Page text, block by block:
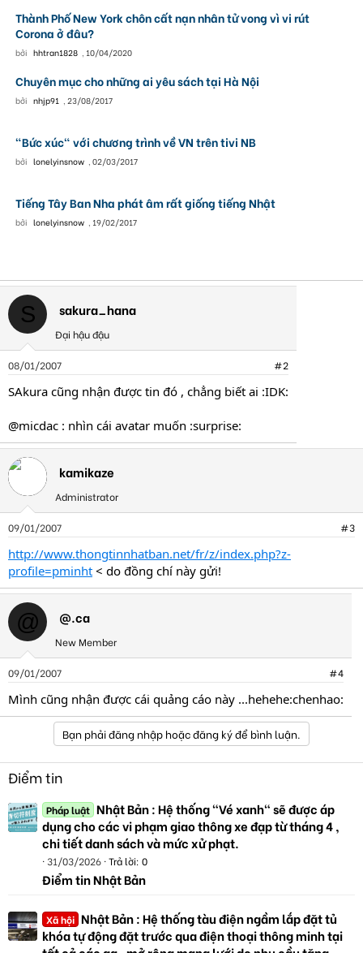
Thành Phố New York chôn cất nạn nhân tử vong vì vi rút
Corona ở đâu?
bởi hhtran1828 , 10/04/2020
Chuyên mục cho những ai yêu sách tại Hà Nội
bởi nhjp91 , 23/08/2017
"Bức xúc" với chương trình về VN trên tivi NB
bởi lonelyinsnow , 02/03/2017
Tiếng Tây Ban Nha phát âm rất giống tiếng Nhật
bởi lonelyinsnow , 19/02/2017
S sakura_hana
Đại hậu đậu
08/01/2007 #2
SAkura cũng nhận được tin đó , chẳng biết ai :IDK:
@micdac : nhìn cái avatar muốn :surprise:
kamikaze
Administrator
09/01/2007 #3
http://www.thongtinnhatban.net/fr/z/index.php?z-
profile=pminht < do đồng chí này gửi!
@ @.ca
New Member
09/01/2007 #4
Mình cũng nhận được cái quảng cáo này ...hehehe:chenhao:
Bạn phải đăng nhập hoặc đăng ký để bình luận.
Điểm tin
Pháp luật Nhật Bản : Hệ thống "Vé xanh" sẽ được áp
dụng cho các vi phạm giao thông xe đạp từ tháng 4 ,
chi tiết danh sách và mức xử phạt.
31/03/2026 Trả lời: 0
Điểm tin Nhật Bản
Xã hội Nhật Bản : Hệ thống tàu điện ngầm lắp đặt tủ
khóa tự động đặt trước qua điện thoại thông minh tại